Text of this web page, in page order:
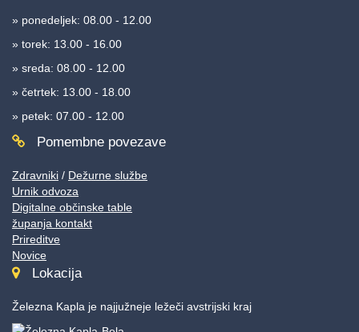
» ponedeljek: 08.00 - 12.00
» torek: 13.00 - 16.00
» sreda: 08.00 - 12.00
» četrtek: 13.00 - 18.00
» petek: 07.00 - 12.00
Pomembne povezave
Zdravniki / Dežurne službe
Urnik odvoza
Digitalne občinske table
županja kontakt
Prireditve
Novice
Lokacija
Železna Kapla je najjužneje ležeči avstrijski kraj